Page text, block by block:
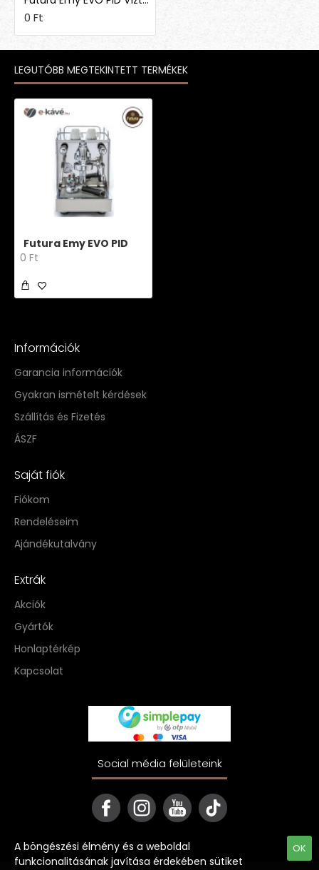
0 Ft
LEGUTÓBB MEGTEKINTETT TERMÉKEK
Futura Emy EVO PID
0 Ft
Információk
Garancia információk
Gyakran ismételt kérdések
Szállítás és Fizetés
ÁSZF
Saját fiók
Fiókom
Rendeléseim
Ajándékutalvány
Extrák
Akciók
Gyártók
Honlaptérkép
Kapcsolat
Social média felületeink
OK
A böngészési élmény és a weboldal
funkcionalitásának javítása érdekében sütiket